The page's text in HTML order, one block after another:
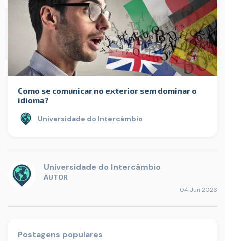
Como se comunicar no exterior sem dominar o
idioma?
Universidade do Intercâmbio
Universidade do Intercâmbio
AUTOR
04 Jun 2026
Postagens populares